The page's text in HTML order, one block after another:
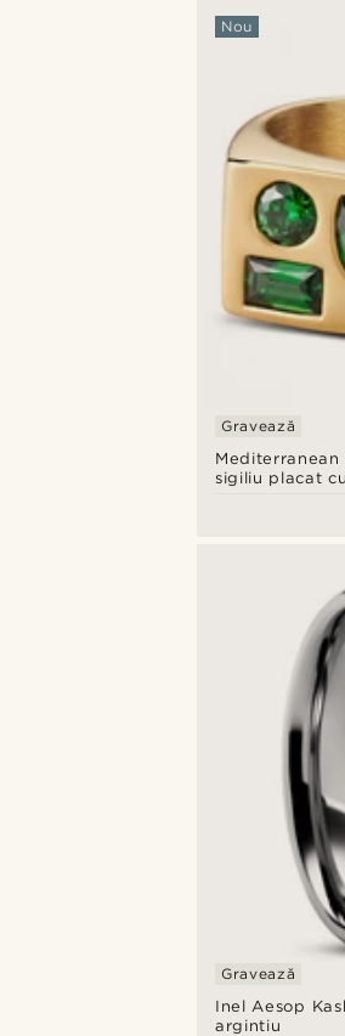
Mediterranean
sigiliu placat
Nou
Gravează
Inel Aesop
argintiu
Gravează